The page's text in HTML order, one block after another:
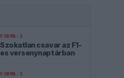
FORMA-1
Szokatlan csavar az F1-
es versenynaptárban
FORMA-1